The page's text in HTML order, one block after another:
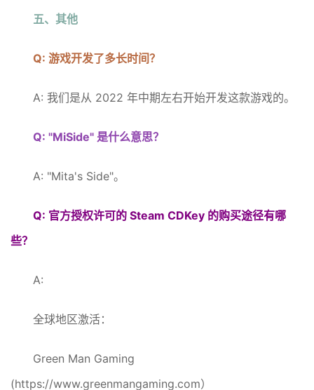
五、其他
Q: 游戏开发了多长时间？
A: 我们是从 2022 年中期左右开始开发这款游戏的。
Q: "MiSide" 是什么意思？
A: "Mita's Side"。
Q: 官方授权许可的 Steam CDKey 的购买途径有哪
些？
A:
全球地区激活：
Green Man Gaming
(https://www.greenmangaming.com）